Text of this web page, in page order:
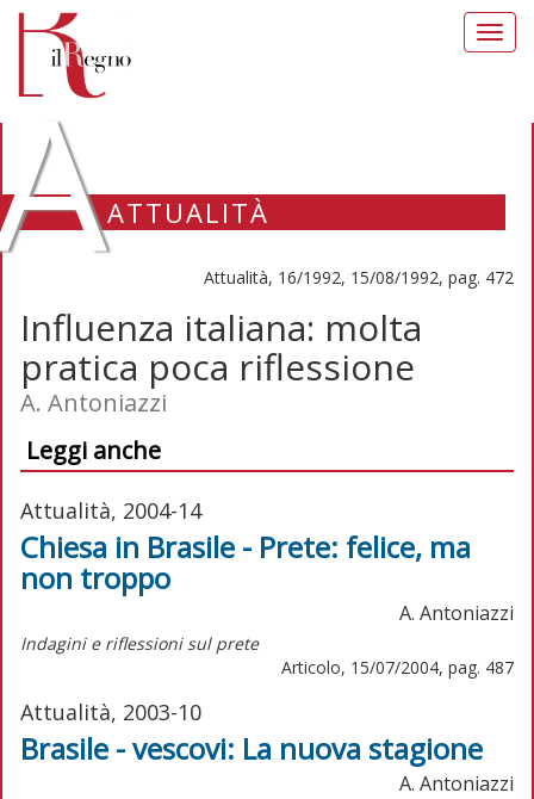
ATTUALITÀ
Attualità, 16/1992, 15/08/1992, pag. 472
Influenza italiana: molta
pratica poca riflessione
A. Antoniazzi
Leggi anche
Attualità, 2004-14
Chiesa in Brasile - Prete: felice, ma
non troppo
A. Antoniazzi
Indagini e riflessioni sul prete
Articolo, 15/07/2004, pag. 487
Attualità, 2003-10
Brasile - vescovi: La nuova stagione
A. Antoniazzi